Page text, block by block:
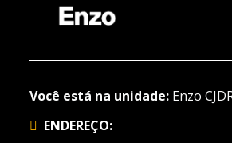
Você está na unidade: Enzo
ENDEREÇO: